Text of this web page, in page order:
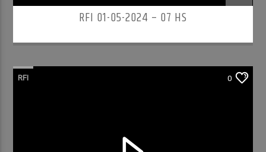
RFI 01-05-2024 – 07 HS
RFI 0